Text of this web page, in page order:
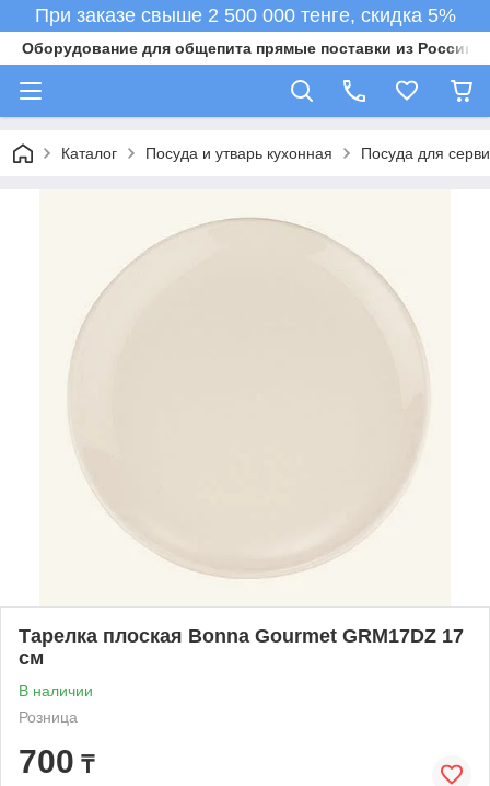
При заказе свыше 2 500 000 тенге, скидка 5%
Оборудование для общепита прямые поставки из России в
Каталог Посуда и утварь кухонная Посуда для
Тарелка плоская Bonna Gourmet GRM17DZ 17
см
В наличии
Розница
700 ₸